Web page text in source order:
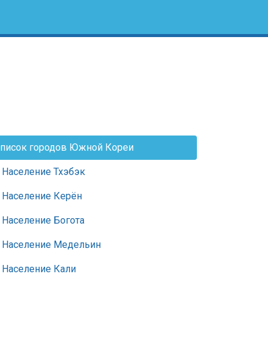
городов Южной Кореи
Население Тхэбэк
Население Керён
Население Богота
Население Медельин
Население Кали